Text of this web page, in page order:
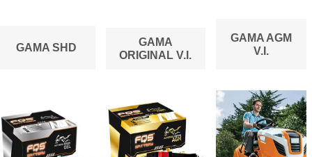
GAMA SHD
GAMA
ORIGINAL V.I.
GAMA AGM
V.I.